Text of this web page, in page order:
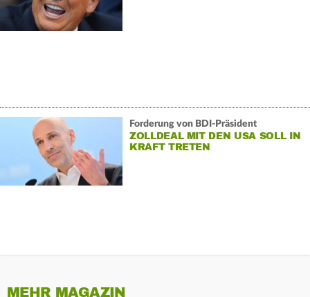
Forderung von BDI-Präsident
ZOLLDEAL MIT DEN USA SOLL IN
KRAFT TRETEN
MEHR MAGAZIN